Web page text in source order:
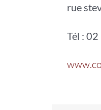
rue
Tél :